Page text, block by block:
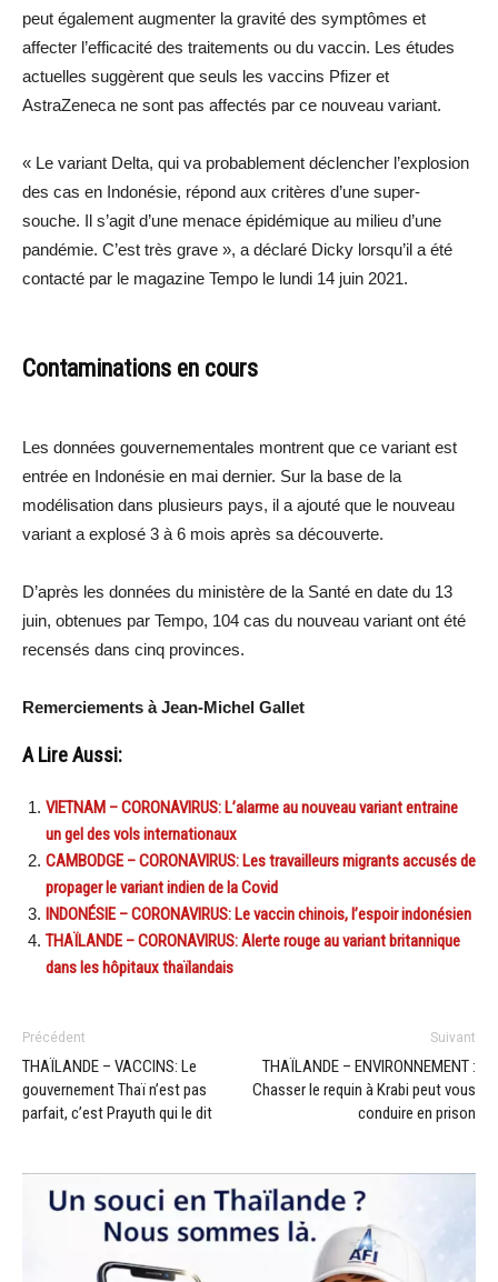
peut également augmenter la gravité des symptômes et
affecter l’efficacité des traitements ou du vaccin. Les études
actuelles suggèrent que seuls les vaccins Pfizer et
AstraZeneca ne sont pas affectés par ce nouveau variant.
« Le variant Delta, qui va probablement déclencher l’explosion
des cas en Indonésie, répond aux critères d’une super-
souche. Il s’agit d’une menace épidémique au milieu d’une
pandémie. C’est très grave », a déclaré Dicky lorsqu’il a été
contacté par le magazine Tempo le lundi 14 juin 2021.
Contaminations en cours
Les données gouvernementales montrent que ce variant est
entrée en Indonésie en mai dernier. Sur la base de la
modélisation dans plusieurs pays, il a ajouté que le nouveau
variant a explosé 3 à 6 mois après sa découverte.
D’après les données du ministère de la Santé en date du 13
juin, obtenues par Tempo, 104 cas du nouveau variant ont été
recensés dans cinq provinces.
Remerciements à Jean-Michel Gallet
A Lire Aussi:
VIETNAM – CORONAVIRUS: L’alarme au nouveau variant entraine
un gel des vols internationaux
CAMBODGE – CORONAVIRUS: Les travailleurs migrants accusés de
propager le variant indien de la Covid
INDONÉSIE – CORONAVIRUS: Le vaccin chinois, l’espoir indonésien
THAÏLANDE – CORONAVIRUS: Alerte rouge au variant britannique
dans les hôpitaux thaïlandais
Précédent
THAÏLANDE – VACCINS: Le
gouvernement Thaï n’est pas
parfait, c’est Prayuth qui le dit
Suivant
THAÏLANDE – ENVIRONNEMENT :
Chasser le requin à Krabi peut vous
conduire en prison